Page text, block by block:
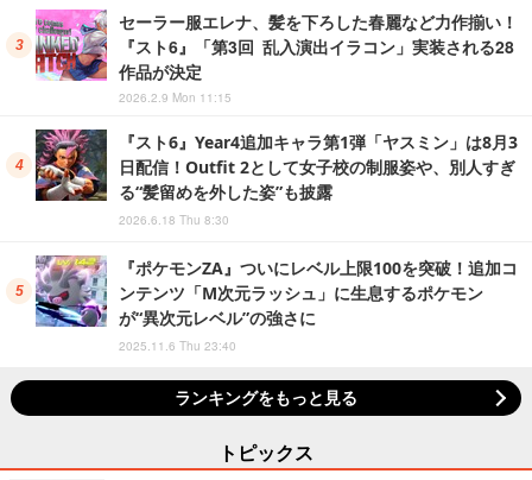
セーラー服エレナ、髪を下ろした春麗など力作揃い！
『スト6』「第3回 乱入演出イラコン」実装される28
作品が決定
2026.2.9 Mon 11:15
『スト6』Year4追加キャラ第1弾「ヤスミン」は8月3
日配信！Outfit 2として女子校の制服姿や、別人すぎ
る“髪留めを外した姿”も披露
2026.6.18 Thu 8:30
『ポケモンZA』ついにレベル上限100を突破！追加コ
ンテンツ「M次元ラッシュ」に生息するポケモン
が“異次元レベル”の強さに
2025.11.6 Thu 23:40
ランキングをもっと見る
トピックス